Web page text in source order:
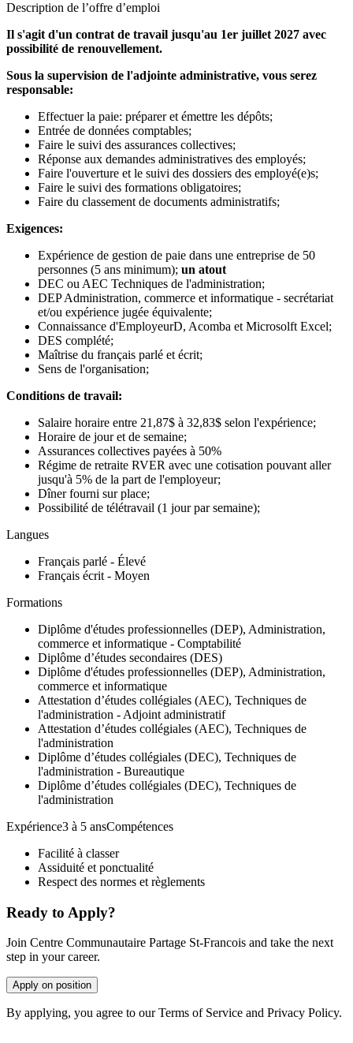
Description de l’offre d’emploi
Il s'agit d'un contrat de travail jusqu'au 1er juillet 2027 avec
possibilité de renouvellement.
Sous la supervision de l'adjointe administrative, vous serez
responsable:
Effectuer la paie: préparer et émettre les dépôts;
Entrée de données comptables;
Faire le suivi des assurances collectives;
Réponse aux demandes administratives des employés;
Faire l'ouverture et le suivi des dossiers des employé(e)s;
Faire le suivi des formations obligatoires;
Faire du classement de documents administratifs;
Exigences:
Expérience de gestion de paie dans une entreprise de 50
personnes (5 ans minimum); un atout
DEC ou AEC Techniques de l'administration;
DEP Administration, commerce et informatique - secrétariat
et/ou expérience jugée équivalente;
Connaissance d'EmployeurD, Acomba et Microsolft Excel;
DES complété;
Maîtrise du français parlé et écrit;
Sens de l'organisation;
Conditions de travail:
Salaire horaire entre 21,87$ à 32,83$ selon l'expérience;
Horaire de jour et de semaine;
Assurances collectives payées à 50%
Régime de retraite RVER avec une cotisation pouvant aller
jusqu'à 5% de la part de l'employeur;
Dîner fourni sur place;
Possibilité de télétravail (1 jour par semaine);
Langues
Français parlé - Élevé
Français écrit - Moyen
Formations
Diplôme d'études professionnelles (DEP), Administration,
commerce et informatique - Comptabilité
Diplôme d’études secondaires (DES)
Diplôme d'études professionnelles (DEP), Administration,
commerce et informatique
Attestation d’études collégiales (AEC), Techniques de
l'administration - Adjoint administratif
Attestation d’études collégiales (AEC), Techniques de
l'administration
Diplôme d’études collégiales (DEC), Techniques de
l'administration - Bureautique
Diplôme d’études collégiales (DEC), Techniques de
l'administration
Expérience3 à 5 ansCompétences
Facilité à classer
Assiduité et ponctualité
Respect des normes et règlements
Ready to Apply?
Join Centre Communautaire Partage St-Francois and take the next
step in your career.
Apply on position
By applying, you agree to our Terms of Service and Privacy Policy.